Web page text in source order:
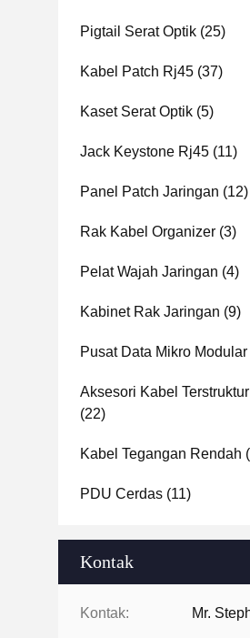
Pigtail Serat Optik (25)
Kabel Patch Rj45 (37)
Kaset Serat Optik (5)
Jack Keystone Rj45 (11)
Panel Patch Jaringan (12)
Rak Kabel Organizer (3)
Pelat Wajah Jaringan (4)
Kabinet Rak Jaringan (9)
Pusat Data Mikro Modular
Aksesori Kabel Terstruktur
(22)
Kabel Tegangan Rendah
PDU Cerdas (11)
Kontak
Kontak: Mr.